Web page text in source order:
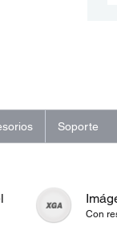
Soporte
Con